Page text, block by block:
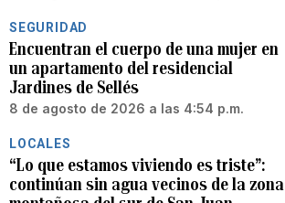
SEGURIDAD
Encuentran el cuerpo de una mujer en
un apartamento del residencial
Jardines de Sellés
8 de agosto de 2026 a las 4:54 p.m.
LOCALES
“Lo que estamos viviendo es triste”:
continúan sin agua vecinos de la zona